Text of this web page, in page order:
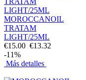
MOROCCANOIL
TRATAM
LIGHT/25ML
€15.00 €13.32
-11%
Más detalles